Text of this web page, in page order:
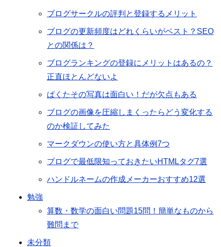
ブログサークルの評判と登録するメリット
ブログの更新頻度はどれくらいがベスト？SEO
との関係は？
ブログランキングの登録にメリットはあるの？
正直ほとんどないよ
ぱくたその写真は面白い！だが欠点もある
ブログの画像を圧縮しまくったらどう変化する
のか検証してみた
マークダウンの使い方と具体例7つ
ブログで最低限知っておきたいHTMLタグ7選
ハンドルネームの作成メーカーおすすめ12選
勉強
算数・数学の面白い問題15問！簡単なものから
難問まで
未分類